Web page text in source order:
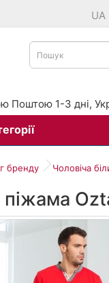
UA
Поштою 1-3 дні,
бренду Чоловіча
піжама